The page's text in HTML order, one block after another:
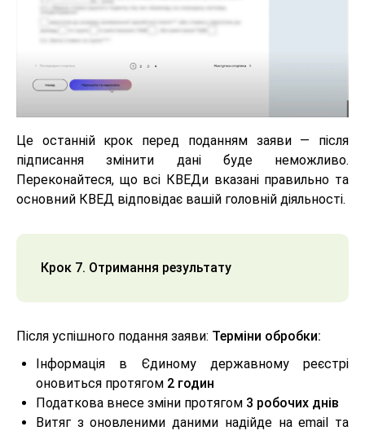
Це останній крок перед поданням заяви — після
підписання змінити дані буде неможливо.
Переконайтеся, що всі КВЕДи вказані правильно та
основний КВЕД відповідає вашій головній діяльності.
Крок 7. Отримання результату
Після успішного подання заяви: Терміни обробки:
Інформація в Єдиному державному реєстрі
оновиться протягом 2 годин
Податкова внесе зміни протягом 3 робочих днів
Витяг з оновленими даними надійде на email та